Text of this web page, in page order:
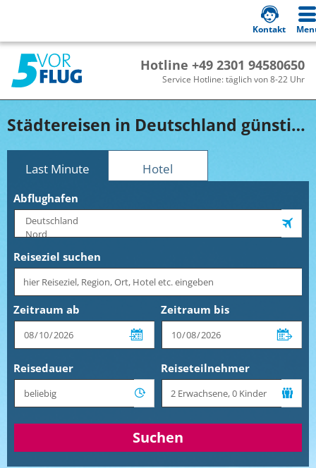
Hotline +49 2301 94580650
Service Hotline: täglich von 8-22 Uhr
Kontakt
Städtereisen in Deutschland günstig buchen!
Last Minute Hotel
Abflughafen
Reiseziel suchen
Zeitraum ab Zeitraum bis
Reisedauer Reiseteilnehmer
Suchen